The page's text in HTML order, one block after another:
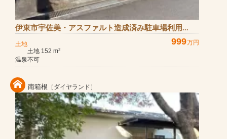
伊東市宇佐美・アスファルト造成済み駐車場利用...
土地 999万円
土地 152 m2
温泉不可
南箱根 ［ダイヤランド］